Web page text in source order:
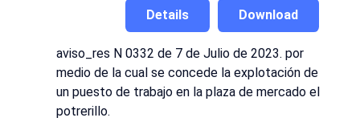
Download
Details
aviso_res N 0332 de 7 de Julio de 2023. por
medio de la cual se concede la explotación de
un puesto de trabajo en la plaza de mercado el
potrerillo.